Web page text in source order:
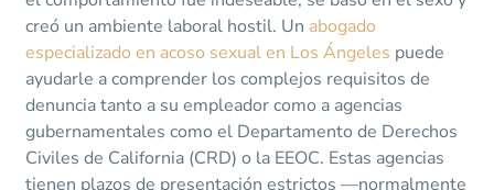
creó un ambiente laboral hostil. Un abogado
especializado en acoso sexual en Los Ángeles puede
ayudarle a comprender los complejos requisitos de
denuncia tanto a su empleador como a agencias
gubernamentales como el Departamento de Derechos
Civiles de California (CRD) o la EEOC. Estas agencias
tienen plazos de presentación estrictos —normalmente